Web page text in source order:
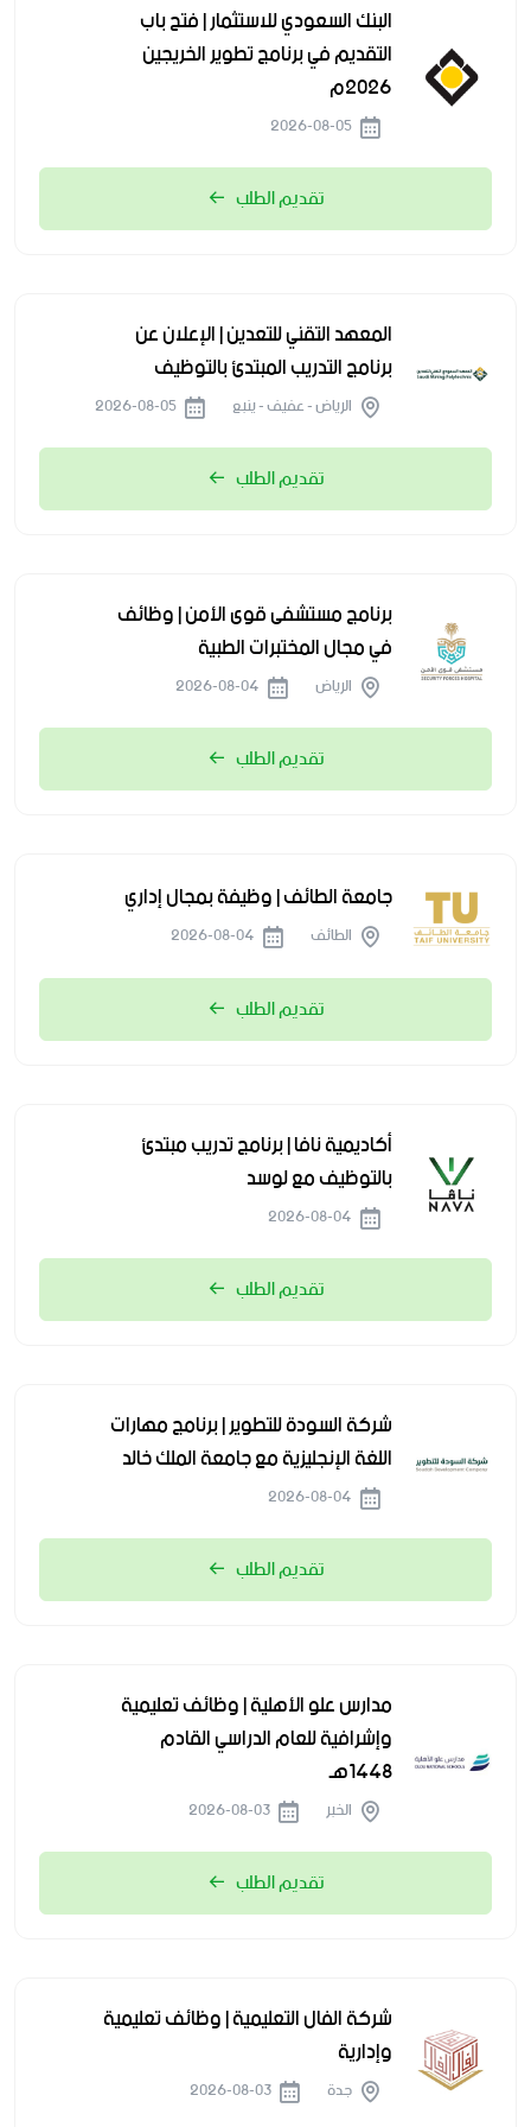
البنك السعودي للاستثمار | فتح باب
التقديم في برنامج تطوير الخريجين
2026م
تقديم الطلب
المعهد التقني للتعدين | الإعلان عن
برنامج التدريب المبتدئ بالتوظيف
الرياض - عفيف - ينبع
تقديم الطلب
برنامج مستشفى قوى الأمن | وظائف
في مجال المختبرات الطبية
الرياض
تقديم الطلب
جامعة الطائف | وظيفة بمجال إداري
الطائف
تقديم الطلب
أكاديمية نافا | برنامج تدريب مبتدئ
بالتوظيف مع لوسد
تقديم الطلب
شركة السودة للتطوير | برنامج مهارات
اللغة الإنجليزية مع جامعة الملك خالد
تقديم الطلب
مدارس علو الأهلية | وظائف تعليمية
وإشرافية للعام الدراسي القادم
1448هـ
الخبر
تقديم الطلب
شركة الفال التعليمية | وظائف تعليمية
وإدارية
جدة